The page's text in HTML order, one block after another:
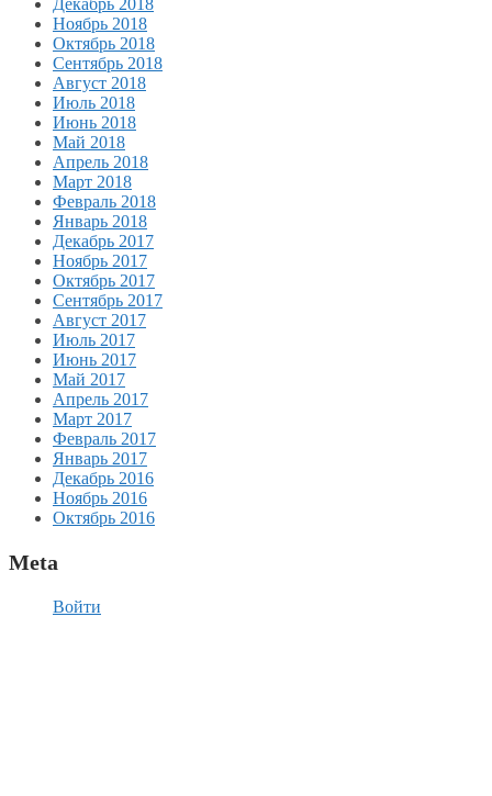
Декабрь 2018
Ноябрь 2018
Октябрь 2018
Сентябрь 2018
Август 2018
Июль 2018
Июнь 2018
Май 2018
Апрель 2018
Март 2018
Февраль 2018
Январь 2018
Декабрь 2017
Ноябрь 2017
Октябрь 2017
Сентябрь 2017
Август 2017
Июль 2017
Июнь 2017
Май 2017
Апрель 2017
Март 2017
Февраль 2017
Январь 2017
Декабрь 2016
Ноябрь 2016
Октябрь 2016
Meta
Войти